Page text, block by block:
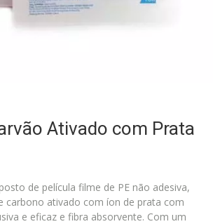
Ativado com Prata
de película filme de PE não adesiva,
carbono ativado com íon de prata com
e eficaz e fibra absorvente. Com um